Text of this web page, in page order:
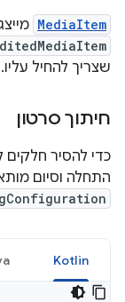
MediaItem
שצריך להחיל עליו.
חיתוך סרטון
כדי להסיר חלקים
התחלה וסיום
Kotlin